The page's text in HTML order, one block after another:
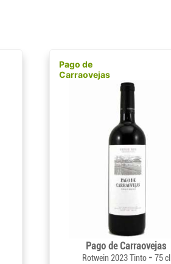
Pago de
Carraovejas
Pago de Carraovejas
Rotwein 2023 Tinto - 75 cl